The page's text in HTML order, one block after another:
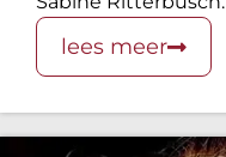
lees meer